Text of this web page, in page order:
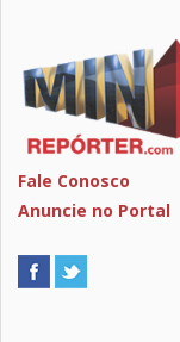
Fale Conosco
Anuncie no Portal